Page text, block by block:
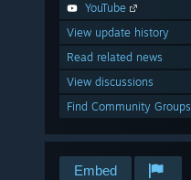
YouTube
View update history
Read related news
View discussions
Find Community Groups
Embed